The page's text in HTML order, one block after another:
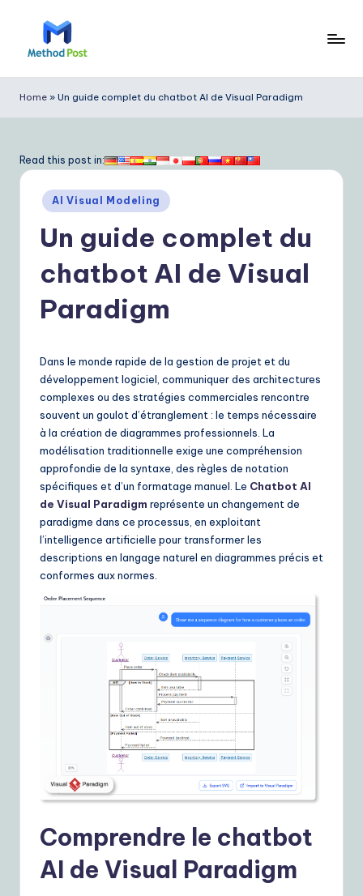
e
o
Y
o
A
Home » Un guide complet du chatbot AI de Visual Paradigm
Read this post in:
Posted
in
AI Visual Modeling
Un guide complet du
chatbot AI de Visual
Paradigm
Dans le monde rapide de la gestion de projet et du
développement logiciel, communiquer des architectures
complexes ou des stratégies commerciales rencontre
souvent un goulot d’étranglement : le temps nécessaire
à la création de diagrammes professionnels. La
modélisation traditionnelle exige une compréhension
approfondie de la syntaxe, des règles de notation
spécifiques et d’un formatage manuel. Le Chatbot AI
de Visual Paradigm représente un changement de
paradigme dans ce processus, en exploitant
l’intelligence artificielle pour transformer les
descriptions en langage naturel en diagrammes précis et
conformes aux normes.
Comprendre le chatbot
AI de Visual Paradigm